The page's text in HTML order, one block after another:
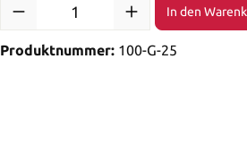
In den
Produktnummer: 100-G-25